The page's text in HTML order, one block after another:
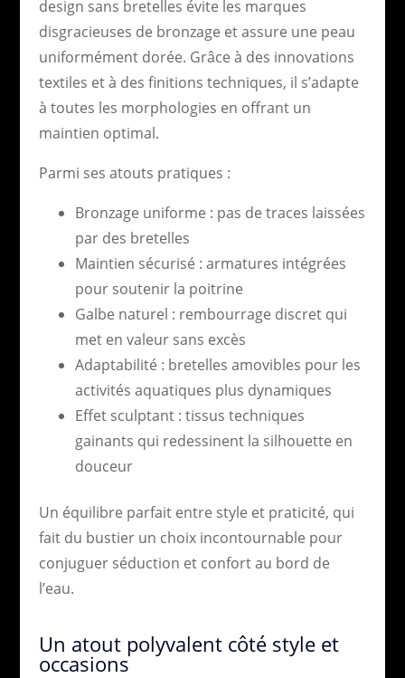
design sans bretelles évite les marques
disgracieuses de bronzage et assure une peau
uniformément dorée. Grâce à des innovations
textiles et à des finitions techniques, il s’adapte
à toutes les morphologies en offrant un
maintien optimal.
Parmi ses atouts pratiques :
Bronzage uniforme : pas de traces laissées
par des bretelles
Maintien sécurisé : armatures intégrées
pour soutenir la poitrine
Galbe naturel : rembourrage discret qui
met en valeur sans excès
Adaptabilité : bretelles amovibles pour les
activités aquatiques plus dynamiques
Effet sculptant : tissus techniques
gainants qui redessinent la silhouette en
douceur
Un équilibre parfait entre style et praticité, qui
fait du bustier un choix incontournable pour
conjuguer séduction et confort au bord de
l’eau.
Un atout polyvalent côté style et
occasions